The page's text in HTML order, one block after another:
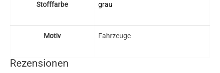
Stofffarbe grau
Motiv Fahrzeuge
Rezensionen